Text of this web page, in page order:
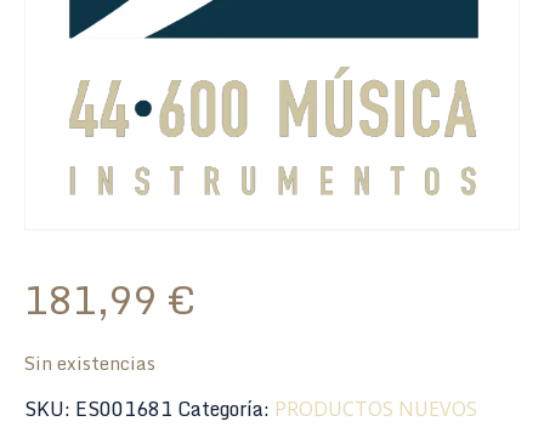
181,99 €
Sin existencias
SKU: ES001681 Categoría: PRODUCTOS NUEVOS